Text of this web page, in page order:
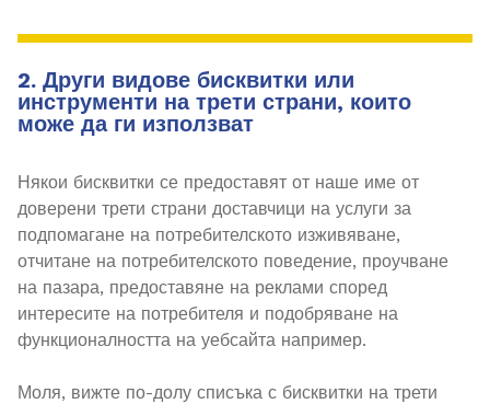
2. Други видове бисквитки или
инструменти на трети страни, които
може да ги използват
Някои бисквитки се предоставят от наше име от
доверени трети страни доставчици на услуги за
подпомагане на потребителското изживяване,
отчитане на потребителското поведение, проучване
на пазара, предоставяне на реклами според
интересите на потребителя и подобряване на
функционалността на уебсайта например.
Моля, вижте по-долу списъка с бисквитки на трети